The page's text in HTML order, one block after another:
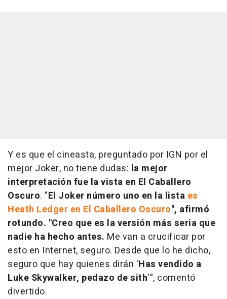
Y es que el cineasta, preguntado por IGN por el
mejor Joker, no tiene dudas: la mejor
interpretación fue la vista en El Caballero
Oscuro. "El Joker número uno en la lista es
Heath Ledger en El Caballero Oscuro", afirmó
rotundo. "Creo que es la versión más seria que
nadie ha hecho antes. Me van a crucificar por
esto en Internet, seguro. Desde que lo he dicho,
seguro que hay quienes dirán 'Has vendido a
Luke Skywalker, pedazo de sith'", comentó
divertido.